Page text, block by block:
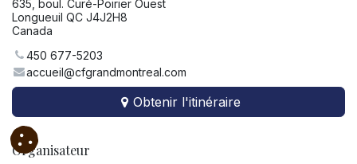
635, boul. Curé-Poirier Ouest
Longueuil QC J4J2H8
Canada
450 677-5203
accueil@cfgrandmontreal.com
Obtenir l'itinéraire
Organisateur